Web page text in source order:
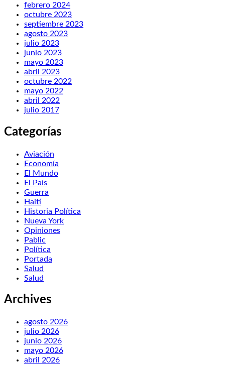
febrero 2024
octubre 2023
septiembre 2023
agosto 2023
julio 2023
junio 2023
mayo 2023
abril 2023
octubre 2022
mayo 2022
abril 2022
julio 2017
Categorías
Aviación
Economía
El Mundo
El País
Guerra
Haití
Historia Política
Nueva York
Opiniones
Pablic
Política
Portada
Salud
Salud
Archives
agosto 2026
julio 2026
junio 2026
mayo 2026
abril 2026